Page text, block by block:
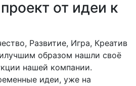
от идеи к
Развитие, Игра, Креатив
образом нашли своё
нашей компании.
идеи, уже на